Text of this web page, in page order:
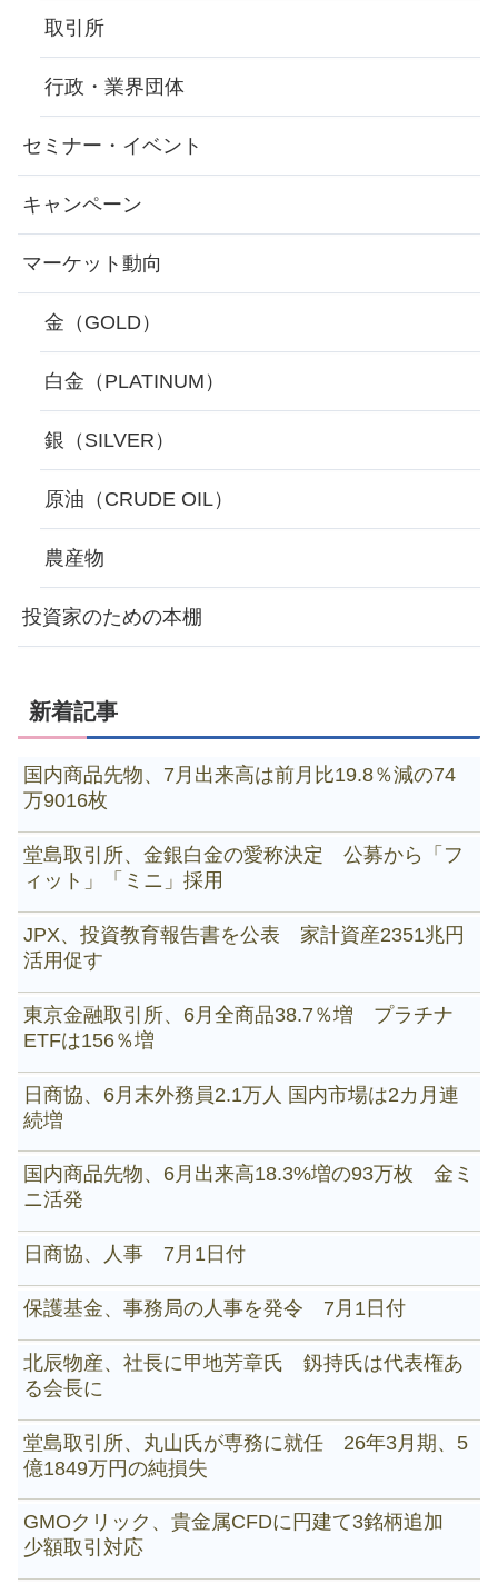
取引所
行政・業界団体
セミナー・イベント
キャンペーン
マーケット動向
金（GOLD）
白金（PLATINUM）
銀（SILVER）
原油（CRUDE OIL）
農産物
投資家のための本棚
新着記事
国内商品先物、7月出来高は前月比19.8％減の74
万9016枚
堂島取引所、金銀白金の愛称決定 公募から「フ
ィット」「ミニ」採用
JPX、投資教育報告書を公表 家計資産2351兆円
活用促す
東京金融取引所、6月全商品38.7％増 プラチナ
ETFは156％増
日商協、6月末外務員2.1万人 国内市場は2カ月連
続増
国内商品先物、6月出来高18.3%増の93万枚 金ミ
ニ活発
日商協、人事 7月1日付
保護基金、事務局の人事を発令 7月1日付
北辰物産、社長に甲地芳章氏 釼持氏は代表権あ
る会長に
堂島取引所、丸山氏が専務に就任 26年3月期、5
億1849万円の純損失
GMOクリック、貴金属CFDに円建て3銘柄追加
少額取引対応